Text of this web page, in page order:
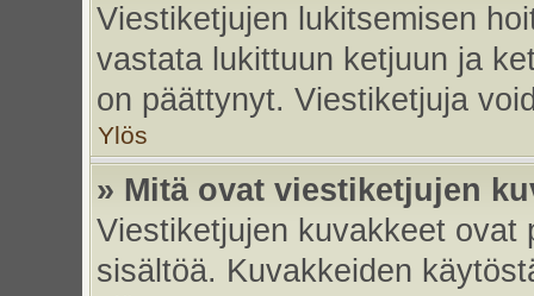
Viestiketjujen lukitsemisen
vastata lukittuun ketjuun ja
on päättynyt. Viestiketjuja
Ylös
» Mitä ovat viestiketjujen
Viestiketjujen kuvakkeet ovat
sisältöä. Kuvakkeiden